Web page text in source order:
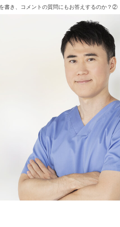
書き、コメントの質問にもお答えするのか？②